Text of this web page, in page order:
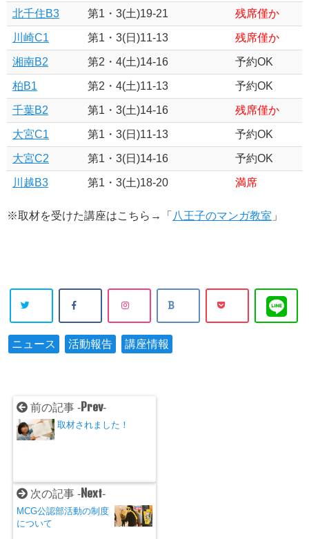
北千住B3 第1・3(土)19-21 残席僅か
川崎C1 第1・3(日)11-13 残席僅か
湘南B2 第2・4(土)14-16 予約OK
柏B1 第2・4(土)11-13 予約OK
千葉B2 第1・3(土)14-16 残席僅か
大宮C1 第1・3(日)11-13 予約OK
大宮C2 第1・3(日)14-16 予約OK
川越B3 第1・3(土)18-20 満席
※取材を受けた講座はこちら→「 八王子のマンガ教室 」
ニュース 活動報告 講座情報
前の記事 - Prev-
取材されました！
次の記事 - Next-
MCG公認部活動の制度
について